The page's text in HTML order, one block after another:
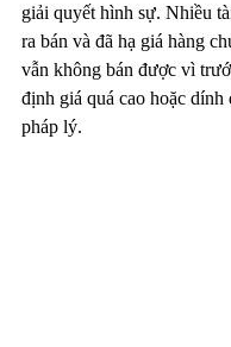
giải quyết hình sự. Nhiều
ra bán và đã hạ giá hàng
vẫn không bán được vì
định giá quá cao hoặc dính
pháp lý.